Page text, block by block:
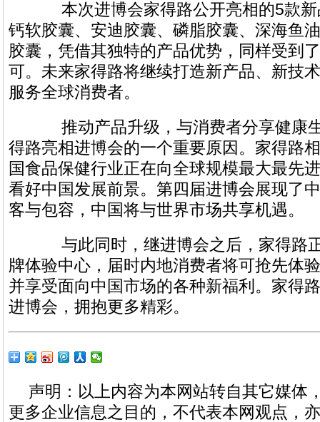
本次进博会家得路公开亮相的5款新
钙软胶囊、安迪胶囊、磷脂胶囊、深海鱼
胶囊，凭借其独特的产品优势，同样受到
可。未来家得路将继续打造新产品、新技
服务全球消费者。
推动产品升级，与消费者分享健康
得路亮相进博会的一个重要原因。家得路
国食品保健行业正在向全球规模最大最先
看好中国发展前景。第四届进博会展现了
客与包容，中国将与世界市场共享机遇。
与此同时，继进博会之后，家得路
牌体验中心，届时内地消费者将可抢先体
并享受面向中国市场的各种新福利。家得
进博会，拥抱更多精彩。
声明：以上内容为本网站转自其它媒体
更多企业信息之目的，不代表本网观点，